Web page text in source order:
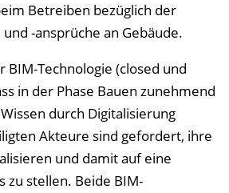
Betreiben bezüglich der
-ansprüche an Gebäude.
BIM-Technologie (closed und
in der Phase Bauen zunehmend
durch Digitalisierung
Akteure sind gefordert, ihre
und damit auf eine
zu stellen. Beide BIM-